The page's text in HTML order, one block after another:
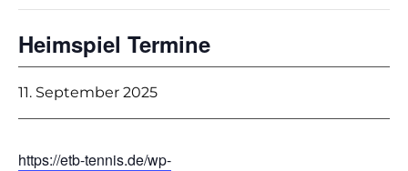
Heimspiel Termine
11. September 2025
https://etb-tennis.de/wp-